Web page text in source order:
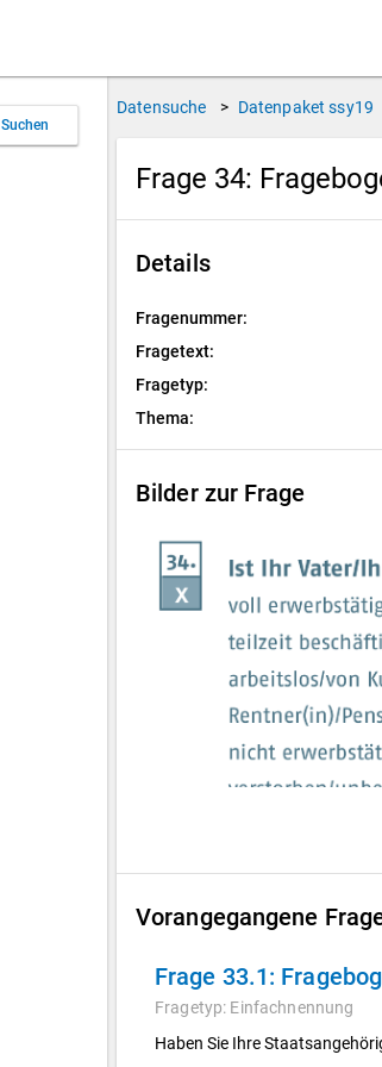
Suchen
Datensuche > Datenpaket ssy19
Frage 34:
Details
Fragenummer:
Fragetext:
Fragetyp:
Thema:
Bilder zur Frage
Vorangegangene
Frage 33.1:
Fragetyp: Einfachnennung
Haben Sie Ihre